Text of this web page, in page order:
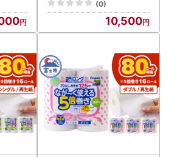
災 備
生活
[sf00
倍巻き 超吸収 超長巻防災
セット 日用品 詰合せ 非常
時 災害 防災 備蓄 消耗品
[sf002-536]
(0)
10,500